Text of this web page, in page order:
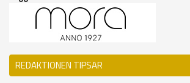
REDAKTIONEN TIPSAR